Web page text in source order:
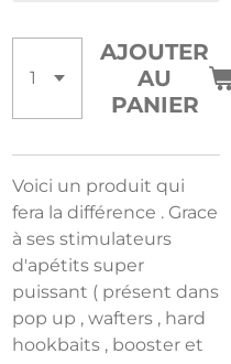
AJOUTER
AU
PANIER
Voici un produit qui
fera la différence . Grace
à ses stimulateurs
d'apétits super
puissant ( présent dans
pop up , wafters , hard
hookbaits , booster et